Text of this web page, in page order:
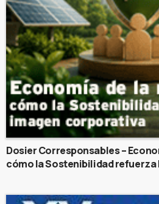
Dosier Corresponsables –
cómo la Sostenibilidad